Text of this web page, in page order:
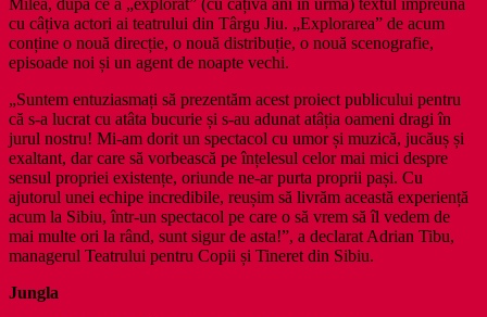
cu câțiva actori ai teatrului din Târgu Jiu. „Explorarea” de acum
conține o nouă direcție, o nouă distribuție, o nouă scenografie,
episoade noi și un agent de noapte vechi.
„Suntem entuziasmați să prezentăm acest proiect publicului pentru
că s-a lucrat cu atâta bucurie și s-au adunat atâția oameni dragi în
jurul nostru! Mi-am dorit un spectacol cu umor și muzică, jucăuș și
exaltant, dar care să vorbească pe înțelesul celor mai mici despre
sensul propriei existențe, oriunde ne-ar purta proprii pași. Cu
ajutorul unei echipe incredibile, reușim să livrăm această experiență
acum la Sibiu, într-un spectacol pe care o să vrem să îl vedem de
mai multe ori la rând, sunt sigur de asta!”, a declarat Adrian Tibu,
managerul Teatrului pentru Copii și Tineret din Sibiu.
Jungla